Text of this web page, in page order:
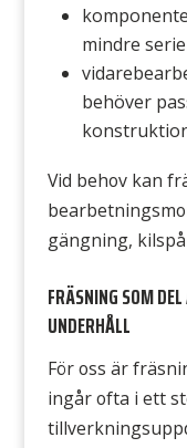
mindre
behöver
Vid behov kan
gängning,
FRÄSNING SOM
UNDERHÅLL
För oss är
ingår ofta i ett